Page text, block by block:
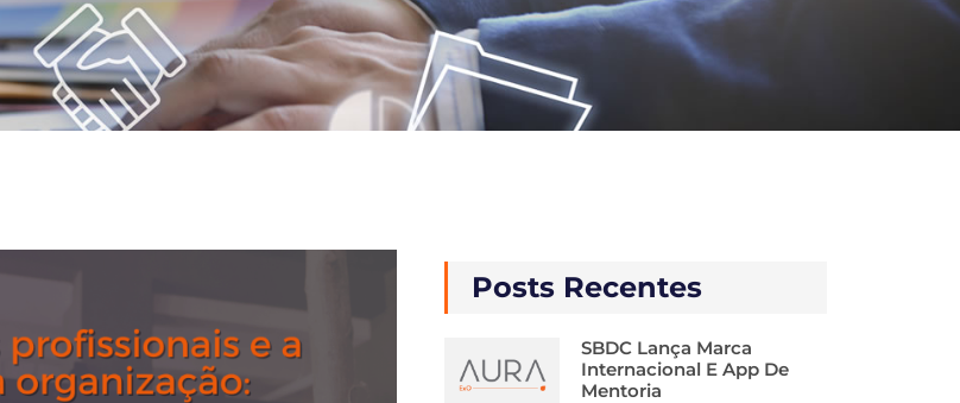
Posts Recentes
SBDC Lança Marca
Internacional E App De
Mentoria